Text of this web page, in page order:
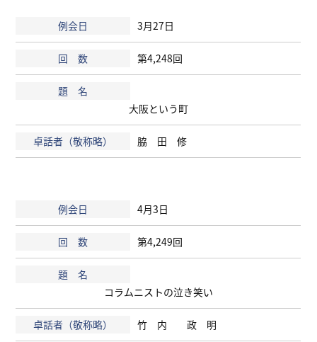
3月27日
第4,248回
大阪という町
脇 田 修
4月3日
第4,249回
コラムニストの泣き笑い
竹 内 政 明